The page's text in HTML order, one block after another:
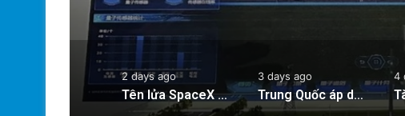
2 days ago
Tên lửa SpaceX chuẩn bị va chạm với Mặt Trăng: Cú sốc vũ trụ sắp xảy ra!
3 days ago
Trung Quốc áp dụng công nghệ lượng tử để ngăn chặn tình trạng mất điện diện rộng
4